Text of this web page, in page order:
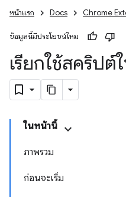
หน้าแรก Docs Chrome
ข้อมูลนี้มีประโยชน์ไหม
เรียกใช้สคริป
ในหน้านี้
ภาพรวม
ก่อนจะเริ่ม